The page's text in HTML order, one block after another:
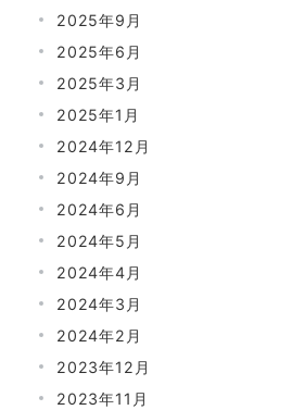
2025年9月
2025年6月
2025年3月
2025年1月
2024年12月
2024年9月
2024年6月
2024年5月
2024年4月
2024年3月
2024年2月
2023年12月
2023年11月